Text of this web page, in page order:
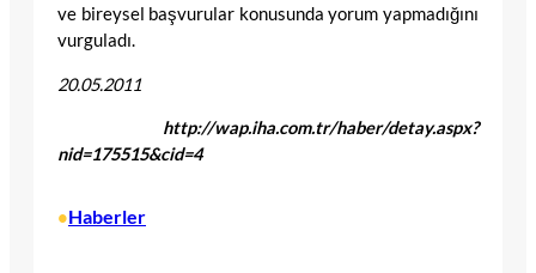
ve bireysel başvurular konusunda yorum yapmadığını
vurguladı.
20.05.2011
http://wap.iha.com.tr/haber/detay.aspx?
nid=175515&cid=4
•Haberler